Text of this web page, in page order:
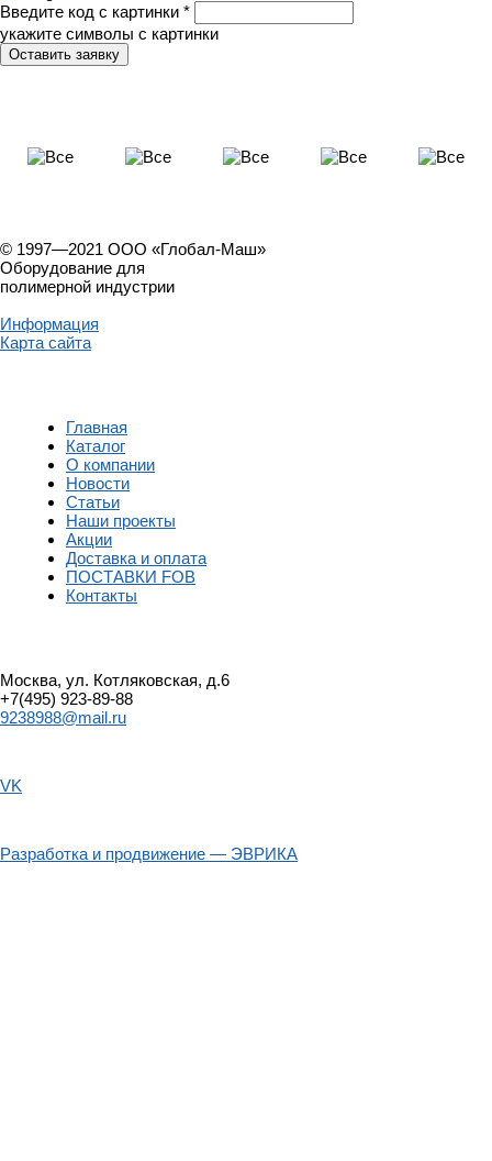
Введите код с картинки *
укажите символы с картинки
© 1997—2021 ООО «Глобал-Маш»
Оборудование для
полимерной индустрии
Информация
Карта сайта
Главная
Каталог
О компании
Новости
Статьи
Наши проекты
Акции
Доставка и оплата
ПОСТАВКИ FOB
Контакты
Москва, ул. Котляковская, д.6
+7(495) 923-89-88
9238988@mail.ru
VK
Разработка и продвижение — ЭВРИКА